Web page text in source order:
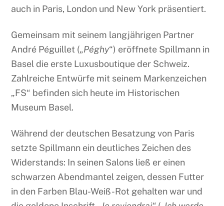
auch in Paris, London und New York präsentiert.
Gemeinsam mit seinem langjährigen Partner
André Péguillet („Péghy“) eröffnete Spillmann in
Basel die erste Luxusboutique der Schweiz.
Zahlreiche Entwürfe mit seinem Markenzeichen
„FS“ befinden sich heute im Historischen
Museum Basel.
Während der deutschen Besatzung von Paris
setzte Spillmann ein deutliches Zeichen des
Widerstands: In seinen Salons ließ er einen
schwarzen Abendmantel zeigen, dessen Futter
in den Farben Blau-Weiß-Rot gehalten war und